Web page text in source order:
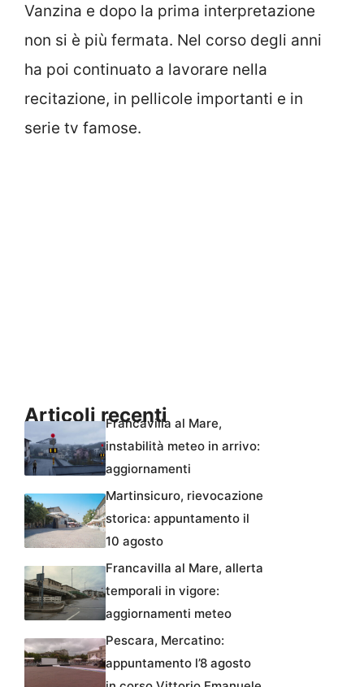
Vanzina e dopo la prima interpretazione
non si è più fermata. Nel corso degli anni
ha poi continuato a lavorare nella
recitazione, in pellicole importanti e in
serie tv famose.
Articoli recenti
Francavilla al Mare,
instabilità meteo in arrivo:
aggiornamenti
Martinsicuro, rievocazione
storica: appuntamento il
10 agosto
Francavilla al Mare, allerta
temporali in vigore:
aggiornamenti meteo
Pescara, Mercatino:
appuntamento l’8 agosto